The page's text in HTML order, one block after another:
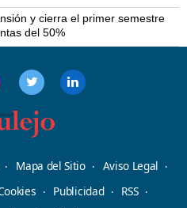
y cierra el primer semestre
del 50%
Mapa del Sitio
Aviso Legal
Publicidad
RSS